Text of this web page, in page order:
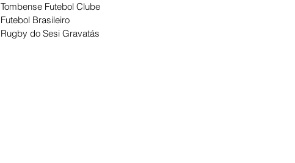
Tombense Futebol Clube
Futebol Brasileiro
Rugby do Sesi Gravatás